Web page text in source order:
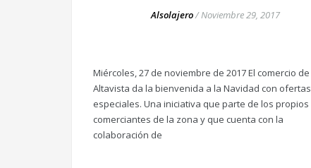
Alsolajero/Noviembre 29, 2017
Miércoles, 27 de noviembre de 2017 El comercio de
Altavista da la bienvenida a la Navidad con ofertas
especiales. Una iniciativa que parte de los propios
comerciantes de la zona y que cuenta con la
colaboración de